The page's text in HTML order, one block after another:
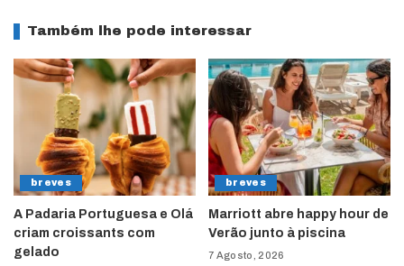
Também lhe pode interessar
breves
A Padaria Portuguesa e Olá
criam croissants com
gelado
breves
Marriott abre happy hour de
Verão junto à piscina
7 Agosto, 2026